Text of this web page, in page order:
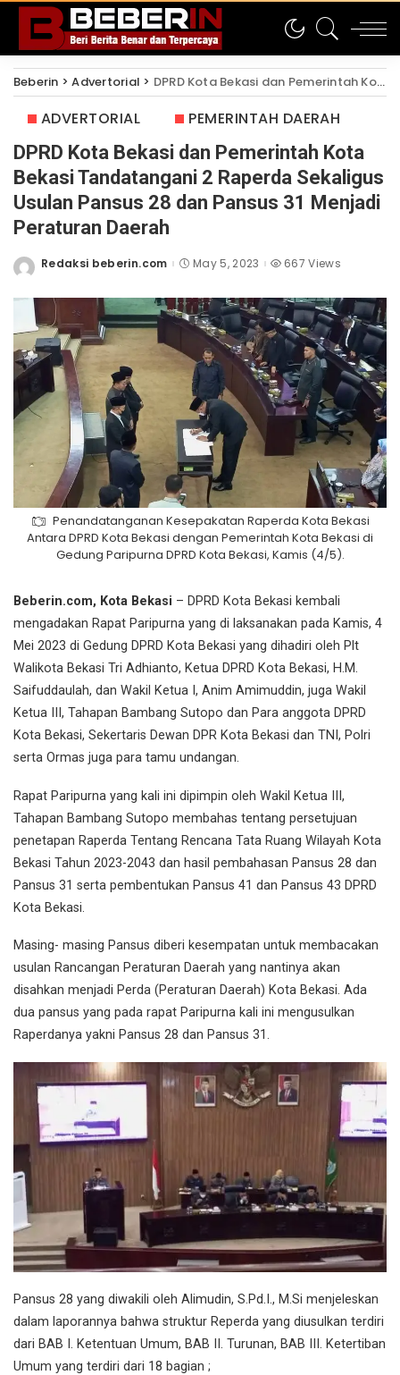
Beberin >Advertorial > DPRD Kota Bekasi dan Pemerintah Kota Bekasi Tandatangani 2 Raperda Sekaligus Usulan Pansus 28 dan Pansus 31 Menjadi Peraturan Daerah
ADVERTORIAL PEMERINTAH DAERAH
DPRD Kota Bekasi dan Pemerintah Kota
Bekasi Tandatangani 2 Raperda Sekaligus
Usulan Pansus 28 dan Pansus 31 Menjadi
Peraturan Daerah
Posted
Redaksi beberin.com May 5, 2023 667 Views
Penandatanganan Kesepakatan Raperda Kota Bekasi
Antara DPRD Kota Bekasi dengan Pemerintah Kota Bekasi di
Gedung Paripurna DPRD Kota Bekasi, Kamis (4/5).
Beberin.com, Kota Bekasi – DPRD Kota Bekasi kembali
mengadakan Rapat Paripurna yang di laksanakan pada Kamis, 4
Mei 2023 di Gedung DPRD Kota Bekasi yang dihadiri oleh Plt
Walikota Bekasi Tri Adhianto, Ketua DPRD Kota Bekasi, H.M.
Saifuddaulah, dan Wakil Ketua I, Anim Amimuddin, juga Wakil
Ketua III, Tahapan Bambang Sutopo dan Para anggota DPRD
Kota Bekasi, Sekertaris Dewan DPR Kota Bekasi dan TNI, Polri
serta Ormas juga para tamu undangan.
Rapat Paripurna yang kali ini dipimpin oleh Wakil Ketua III,
Tahapan Bambang Sutopo membahas tentang persetujuan
penetapan Raperda Tentang Rencana Tata Ruang Wilayah Kota
Bekasi Tahun 2023-2043 dan hasil pembahasan Pansus 28 dan
Pansus 31 serta pembentukan Pansus 41 dan Pansus 43 DPRD
Kota Bekasi.
Masing- masing Pansus diberi kesempatan untuk membacakan
usulan Rancangan Peraturan Daerah yang nantinya akan
disahkan menjadi Perda (Peraturan Daerah) Kota Bekasi. Ada
dua pansus yang pada rapat Paripurna kali ini mengusulkan
Raperdanya yakni Pansus 28 dan Pansus 31.
Pansus 28 yang diwakili oleh Alimudin, S.Pd.I., M.Si menjeleskan
dalam laporannya bahwa struktur Reperda yang diusulkan terdiri
dari BAB I. Ketentuan Umum, BAB II. Turunan, BAB III. Ketertiban
Umum yang terdiri dari 18 bagian ;